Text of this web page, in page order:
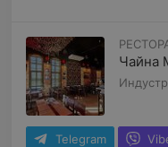
Чайна
Telegram